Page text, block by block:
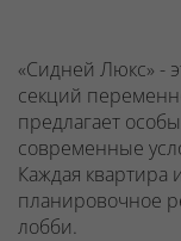
«Сидней Люкс» -
секций
предлагает
современные
Каждая
планировочное
лобби.